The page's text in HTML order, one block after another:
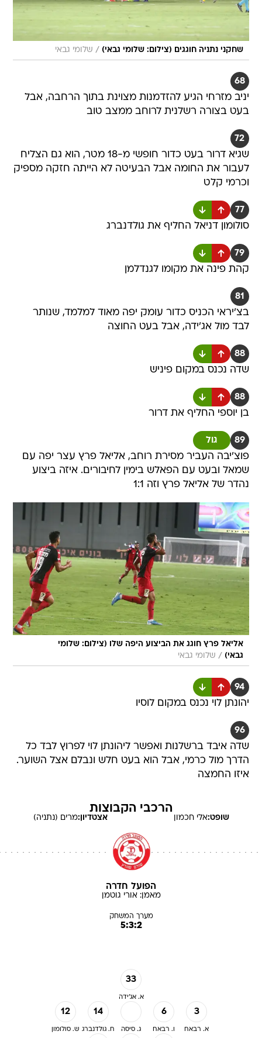
שחקני נתניה חוגגים (צילום: שלומי גבאי) / שלומי גבאי
68
יניב מזרחי הגיע להזדמנות מצוינת בתוך הרחבה, אבל
בעט בצורה רשלנית לרוחב ממצב טוב
72
שגיא דרור בעט כדור חופשי מ-18 מטר, הוא גם הצליח
לעבור את החומה אבל הבעיטה לא הייתה חזקה מספיק
וכרמי קלט
77
סולומון דניאל החליף את גולדנברג
79
קהת פינה את מקומו לגנדלמן
81
בצ'יראי הכניס כדור עומק יפה מאוד למלמד, שנותר
לבד מול אג'ידה, אבל בעט החוצה
88
שדה נכנס במקום פיניש
88
בן יוספי החליף את דרור
89 גול
פוצ'יבה העביר מסירת רוחב, אליאל פרץ עצר יפה עם
שמאל ובעט עם הפאלש בימין לחיבורים. איזה ביצוע
נהדר של אליאל פרץ וזה 1:1
אליאל פרץ חוגג את הביצוע היפה שלו (צילום: שלומי
גבאי) / שלומי גבאי
94
יהונתן לוי נכנס במקום לוסיו
96
שדה איבד ברשלנות ואפשר ליהונתן לוי לפרוץ לבד כל
הדרך מול כרמי, אבל הוא בעט חלש ונבלם אצל השוער.
איזו החמצה
הרכבי הקבוצות
שופט:אלי חכמון אצטדיון:מרים (נתניה)
הפועל חדרה
מאמן:אורי גוטמן
מערך המשחק
5:3:2
33
א. אג'ידה
12
ש. סולומון
14
ח. גולדנברג ג. סיסה
6
ו. רבאח
3
א. רבאח